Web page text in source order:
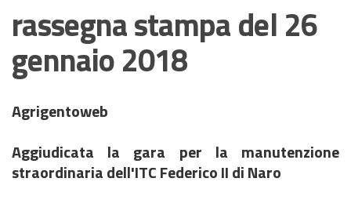
rassegna stampa del 26
gennaio 2018
Agrigentoweb
Aggiudicata la gara per la manutenzione
straordinaria dell'ITC Federico II di Naro